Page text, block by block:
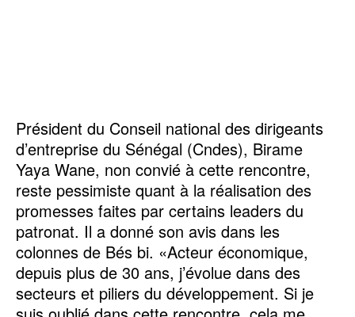
Président du Conseil national des dirigeants
d’entreprise du Sénégal (Cndes), Birame
Yaya Wane, non convié à cette rencontre,
reste pessimiste quant à la réalisation des
promesses faites par certains leaders du
patronat. Il a donné son avis dans les
colonnes de Bés bi. «Acteur économique,
depuis plus de 30 ans, j’évolue dans des
secteurs et piliers du développement. Si je